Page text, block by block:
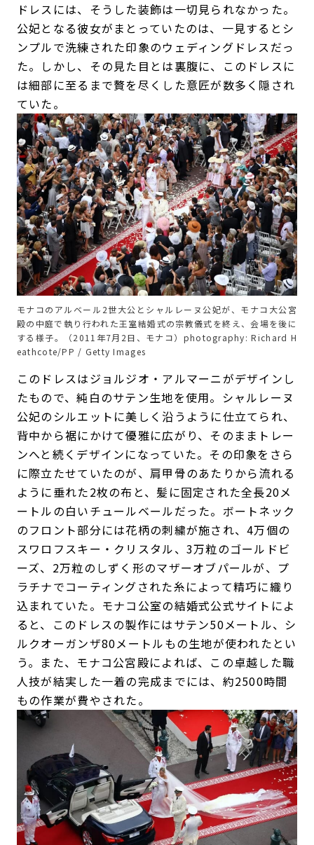
ドレスには、そうした装飾は一切見られなかった。
公妃となる彼女がまとっていたのは、一見するとシ
ンプルで洗練された印象のウェディングドレスだっ
た。しかし、その見た目とは裏腹に、このドレスに
は細部に至るまで贅を尽くした意匠が数多く隠され
ていた。
モナコのアルベール2世大公とシャルレーヌ公妃が、モナコ大公宮
殿の中庭で執り行われた王室結婚式の宗教儀式を終え、会場を後に
する様子。（2011年7月2日、モナコ）photography: Richard H
eathcote/PP / Getty Images
このドレスはジョルジオ・アルマーニがデザインし
たもので、純白のサテン生地を使用。シャルレーヌ
公妃のシルエットに美しく沿うように仕立てられ、
背中から裾にかけて優雅に広がり、そのままトレー
ンへと続くデザインになっていた。その印象をさら
に際立たせていたのが、肩甲骨のあたりから流れる
ように垂れた2枚の布と、髪に固定された全長20メ
ートルの白いチュールベールだった。ボートネック
のフロント部分には花柄の刺繍が施され、4万個の
スワロフスキー・クリスタル、3万粒のゴールドビ
ーズ、2万粒のしずく形のマザーオブパールが、プ
ラチナでコーティングされた糸によって精巧に織り
込まれていた。モナコ公室の結婚式公式サイトによ
ると、このドレスの製作にはサテン50メートル、シ
ルクオーガンザ80メートルもの生地が使われたとい
う。また、モナコ公宮殿によれば、この卓越した職
人技が結実した一着の完成までには、約2500時間
もの作業が費やされた。